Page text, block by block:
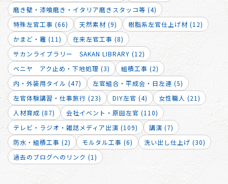
磨き壁・漆喰磨き・イタリア磨きスタッコ等 (4)
特殊左官工事 (66)
天然素材 (9)
樹脂系左官仕上げ材 (12)
かまど・竈 (11)
在来左官工事 (8)
サカンライブラリー SAKAN LIBRARY (12)
ベニヤ アク止め・下地処理 (3)
組積工事 (2)
内・外装用タイル (47)
左官組合・平成会・日左連 (5)
左官体験講習・仕事旅行 (23)
DIY左官 (4)
女性職人 (21)
人材育成 (87)
会社イベント・原田左官 (110)
テレビ・ラジオ・雑誌メディア出演 (109)
講演 (7)
防水・組積工事 (2)
モルタル工事 (6)
洗い出し仕上げ (30)
過去のブログへのリンク (1)